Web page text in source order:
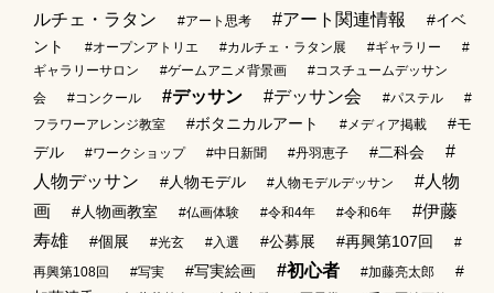
ルチェ・ラタン
#アート思考 #アート関連情報
#イベ
ント
#オープンアトリエ #カルチェ・ラタン展 #ギャラリー
#
ギャラリーサロン
#ゲームアニメ背景画
#コスチュームデッサン
会
#コンクール #デッサン #デッサン会 #パステル
#
フラワーアレンジ教室
#ボタニカルアート #メディア掲載
#モ
デル
#ワークショップ #中日新聞 #丹羽恵子 #二科会
#
人物デッサン
#人物モデル #人物モデルデッサン
#人物
画
#人物画教室 #仏画体験 #令和4年 #令和6年
#伊藤
寿雄
#個展 #光玄 #入選 #公募展 #再興第107回
#
再興第108回
#写実 #写実絵画 #初心者 #加藤亮太郎
#